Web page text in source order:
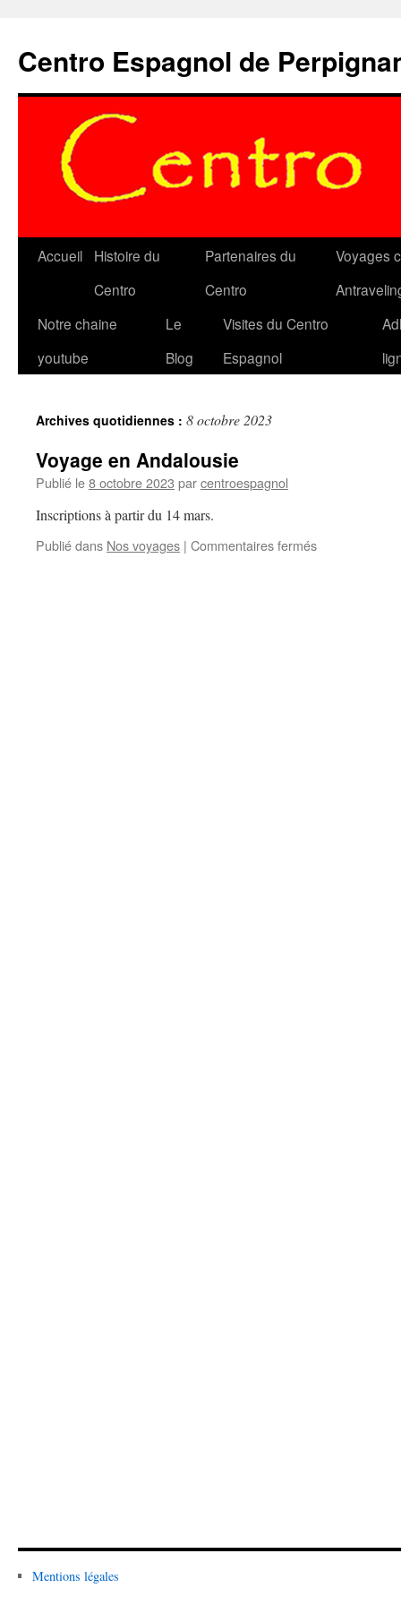
contenu
Centro Espagnol de
Accueil
Histoire du
Centro
Partenaires du
Centro
Voyages
Notre chaine
youtube
Le
Blog
Visites du Centro
Espagnol
Archives quotidiennes : 8 octobre 2023
Voyage en Andalousie
Publié le8 octobre 2023 parcentroespagnol
Inscriptions à partir du 14 mars.
Publié dans Nos voyages | Commentaires fermés
Mentions légales